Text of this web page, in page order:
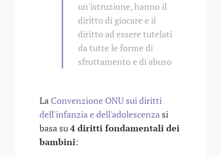
un'istruzione, hanno il
diritto di giocare e il
diritto ad essere tutelati
da tutte le forme di
sfruttamento e di abuso
La Convenzione ONU sui diritti
dell'infanzia e dell'adolescenza si
basa su4 diritti fondamentali dei
bambini: